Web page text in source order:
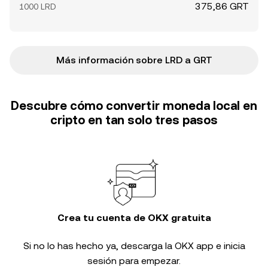
1000 LRD 375,86 GRT
Más información sobre LRD a GRT
Descubre cómo convertir moneda local en
cripto en tan solo tres pasos
Crea tu cuenta de OKX gratuita
Si no lo has hecho ya, descarga la OKX app e inicia
sesión para empezar.